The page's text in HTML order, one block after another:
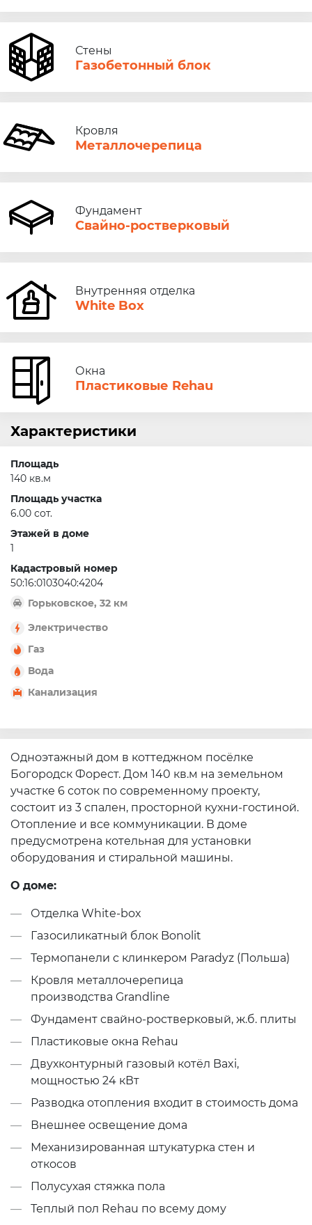
Стены
Газобетонный блок
Кровля
Металлочерепица
Фундамент
Свайно-ростверковый
Внутренняя отделка
White Box
Окна
Пластиковые Rehau
Характеристики
Площадь
140 кв.м
Площадь участка
6.00 сот.
Этажей в доме
1
Кадастровый номер
50:16:0103040:4204
Горьковское, 32 км
Электричество
Газ
Вода
Канализация
Одноэтажный дом в коттеджном посёлке
Богородск Форест. Дом 140 кв.м на земельном
участке 6 соток по современному проекту,
состоит из 3 спален, просторной кухни-гостиной.
Отопление и все коммуникации. В доме
предусмотрена котельная для установки
оборудования и стиральной машины.
О доме:
Отделка White-box
Газосиликатный блок Bonolit
Термопанели с клинкером Paradyz (Польша)
Кровля металлочерепица
производства Grandline
Фундамент свайно-ростверковый, ж.б. плиты
Пластиковые окна Rehau
Двухконтурный газовый котёл Baxi,
мощностью 24 кВт
Разводка отопления входит в стоимость дома
Внешнее освещение дома
Механизированная штукатурка стен и
откосов
Полусухая стяжка пола
Теплый пол Rehau по всему дому